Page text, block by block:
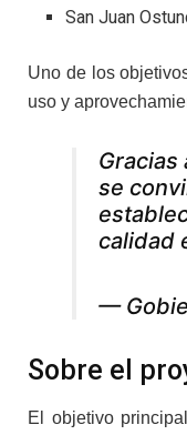
San Juan
Uno de los
uso y
Gracias
se
calidad
—
Sobre el
El objetivo